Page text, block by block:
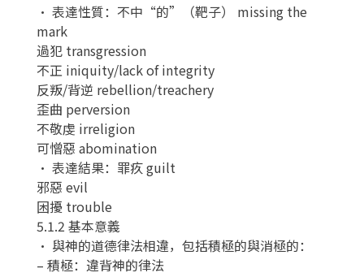
• 表達性質：不中“的”（靶子） missing the
mark
過犯 transgression
不正 iniquity/lack of integrity
反叛/背逆 rebellion/treachery
歪曲 perversion
不敬虔 irreligion
可憎惡 abomination
• 表達結果：罪疚 guilt
邪惡 evil
困擾 trouble
5.1.2 基本意義
• 與神的道德律法相違，包括積極的與消極的：
– 積極：違背神的律法